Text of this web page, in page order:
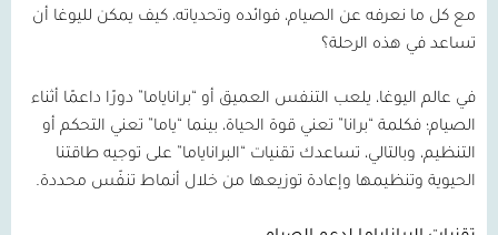
مع كل ما نعرفه عن الصيام، فوائده وتحدياته، كيف يمكن لليوغا أن
تساعد في هذه الرحلة؟
في عالم اليوغا، يلعب التنفس العميق أو “براناياما” دورًا داعمًا أثناء
الصيام؛ فكلمة “برانا” تعني قوة الحياة، بينما “ياما” تعني التحكم أو
التنظيم، وبالتالي، تساعدك تقنيات “البراناياما” على توجيه طاقتنا
الحيوية وتنظيمها وإعادة توزيعها من خلال أنماط تنفّس محددة.